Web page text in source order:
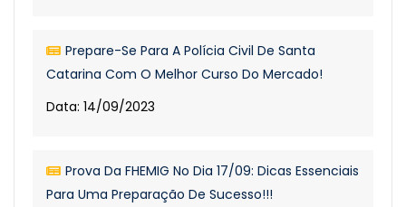
Prepare-Se Para A Polícia Civil De Santa
Catarina Com O Melhor Curso Do Mercado!
Data: 14/09/2023
Prova Da FHEMIG No Dia 17/09: Dicas Essenciais
Para Uma Preparação De Sucesso!!!